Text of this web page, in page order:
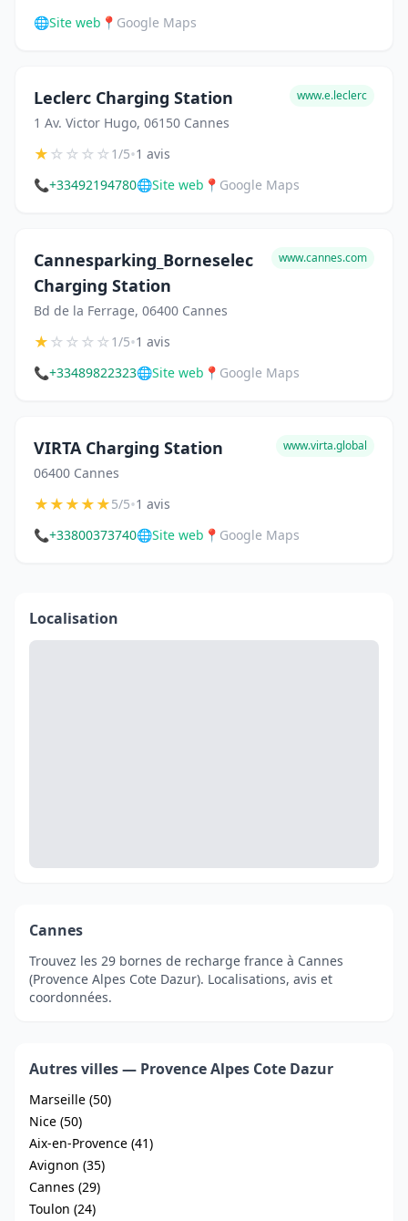
🌐Site web 📍 Google Maps
Leclerc Charging Station
1 Av. Victor Hugo, 06150 Cannes
www.e.leclerc
★☆☆☆☆1/5•1 avis
📞+33492194780🌐Site web 📍 Google Maps
Cannesparking_Borneselec
Charging Station
Bd de la Ferrage, 06400 Cannes
www.cannes.com
★☆☆☆☆1/5•1 avis
📞+33489822323🌐Site web 📍 Google Maps
VIRTA Charging Station
06400 Cannes
www.virta.global
★★★★★5/5•1 avis
📞+33800373740🌐Site web 📍 Google Maps
Localisation
Cannes
Trouvez les 29 bornes de recharge france à Cannes
(Provence Alpes Cote Dazur). Localisations, avis et
coordonnées.
Autres villes — Provence Alpes Cote Dazur
Marseille (50)
Nice (50)
Aix-en-Provence (41)
Avignon (35)
Cannes (29)
Toulon (24)